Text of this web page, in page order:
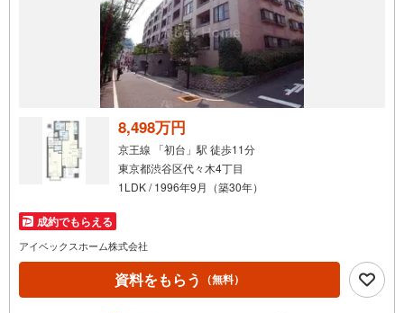
8,498万円
京王線 「初台」駅 徒歩11分
東京都渋谷区代々木4丁目
1LDK / 1996年9月（築30年）
成約でもらえる
アイベックスホーム株式会社
資料をもらう （無料）